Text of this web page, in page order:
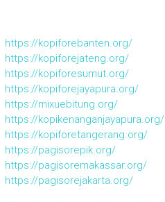
https://kopiforebanten.org/
https://kopiforejateng.org/
https://kopiforesumut.org/
https://kopiforejayapura.org/
https://mixuebitung.org/
https://kopikenanganjayapura.org/
https://kopiforetangerang.org/
https://pagisorepik.org/
https://pagisoremakassar.org/
https://pagisorejakarta.org/